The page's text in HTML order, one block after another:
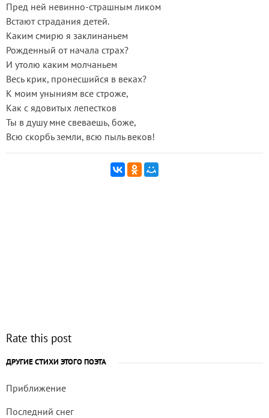
Пред ней невинно-страшным ликом
Встают страдания детей.
Каким смирю я заклинаньем
Рожденный от начала страх?
И утолю каким молчаньем
Весь крик, пронесшийся в веках?
К моим уныниям все строже,
Как с ядовитых лепестков
Ты в душу мне свеваешь, боже,
Всю скорбь земли, всю пыль веков!
Rate this post
ДРУГИЕ СТИХИ ЭТОГО ПОЭТА
Приближение
Последний снег